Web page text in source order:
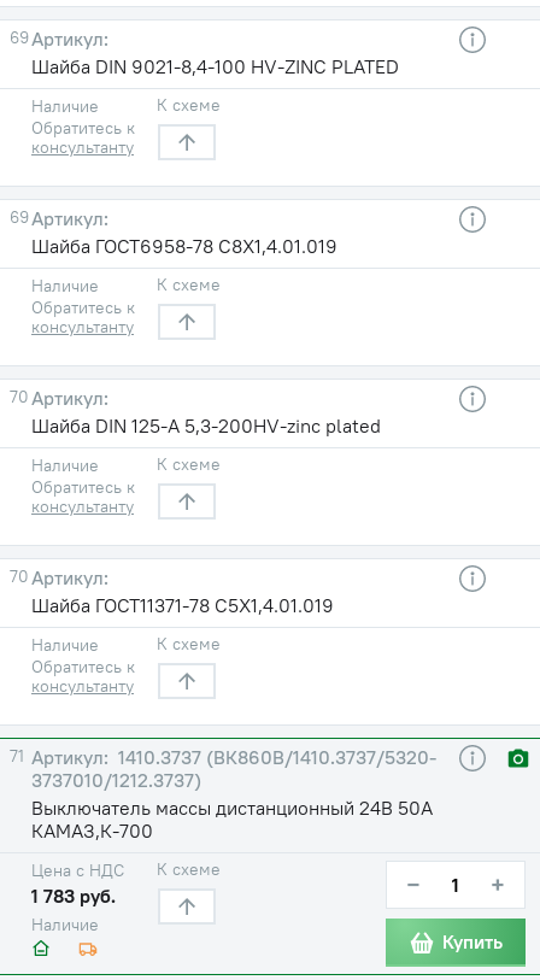
69
Шайба DIN 9021-8,4-100 HV-ZINC PLATED
Наличие
Обратитесь к
консультанту
К схеме
69
Шайба ГОСТ6958-78 С8X1,4.01.019
Наличие
Обратитесь к
консультанту
К схеме
70
Шайба DIN 125-A 5,3-200HV-zinc plated
Наличие
Обратитесь к
консультанту
К схеме
70
Шайба ГОСТ11371-78 С5X1,4.01.019
Наличие
Обратитесь к
консультанту
К схеме
71
1410.3737 (ВК860В/1410.3737/5320-
3737010/1212.3737)
Выключатель массы дистанционный 24В 50А
КАМАЗ,К-700
Наличие
Цена с НДС
1 783 руб.
К схеме − +
Купить